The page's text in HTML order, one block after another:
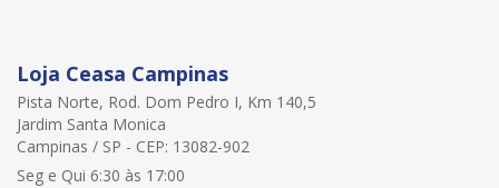
Loja Ceasa Campinas
Pista Norte, Rod. Dom Pedro I, Km 140,5
Jardim Santa Monica
Campinas / SP - CEP: 13082-902
Seg e Qui 6:30 às 17:00